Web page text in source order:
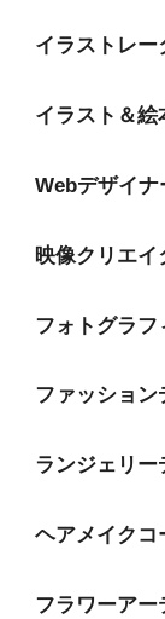
イラストレー
イラスト＆絵
Webデザイナ
映像クリエイ
フォトグラフ
ファッション
ランジェリー
ヘアメイクコ
フラワーアー